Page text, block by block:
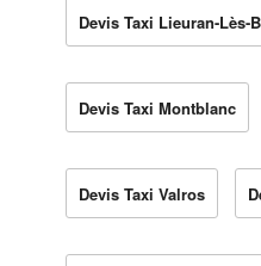
Devis Taxi Lieuran-Lès-
Devis Taxi Montblanc
Devis Taxi Valros